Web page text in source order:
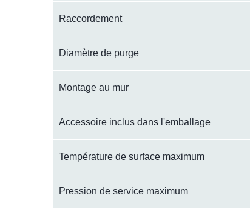
Raccordement
Diamètre de purge
Montage au mur
Accessoire inclus dans l'emballage
Température de surface maximum
Pression de service maximum